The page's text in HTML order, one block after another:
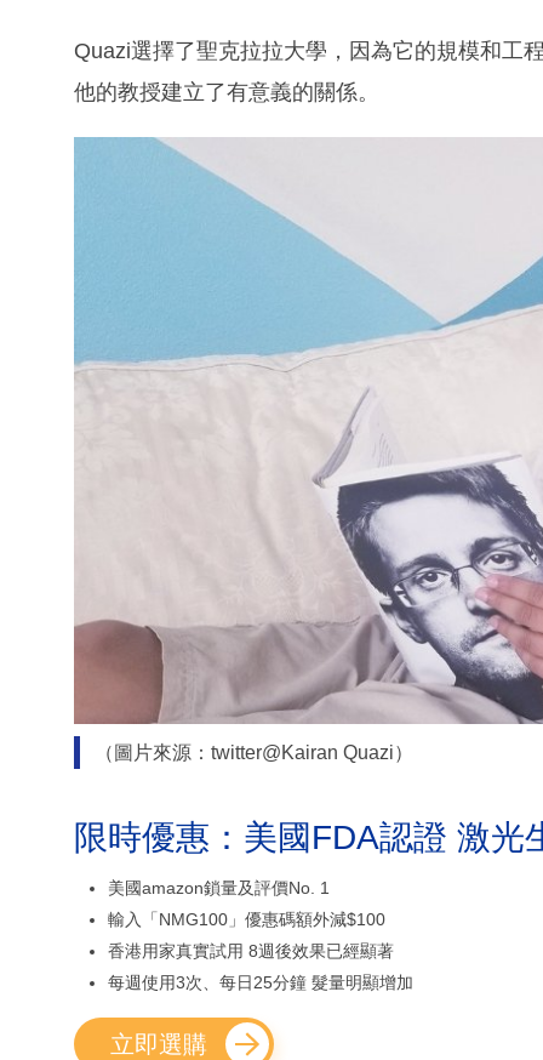
Quazi選擇了聖克拉拉大學，因為它的規模和工
他的教授建立了有意義的關係。
（圖片來源：twitter@Kairan Quazi）
限時優惠：美國FDA認證 激光
美國amazon鎖量及評價No. 1
輸入「NMG100」優惠碼額外減$100
香港用家真實試用 8週後效果已經顯著
每週使用3次、每日25分鐘 髮量明顯增加
立即選購